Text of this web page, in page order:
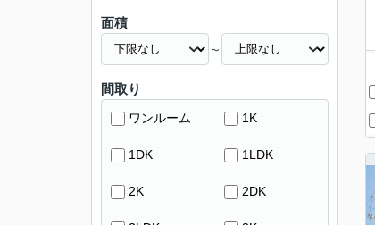
面積
～
間取り
ワンルーム 1K
1DK 1LDK
2K 2DK